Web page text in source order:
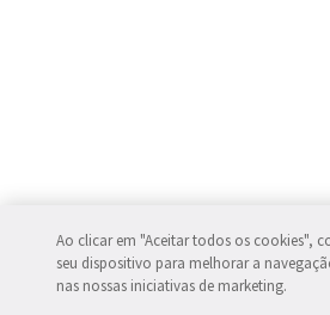
Ao clicar em "Aceitar todos os cookies",
seu dispositivo para melhorar a
nas nossas iniciativas de marketing.